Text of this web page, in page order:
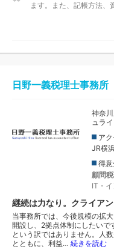
ます。また、記帳方法、
日野一義税理士事務所
神奈
ュラ
ア
JR横
得
顧問
IT・
継続は力なり。クライア
当事務所では、今後規模の拡
開設し、2拠点体制にしたいで
という訳ではありません。人
とともに、利益… 続きを読む